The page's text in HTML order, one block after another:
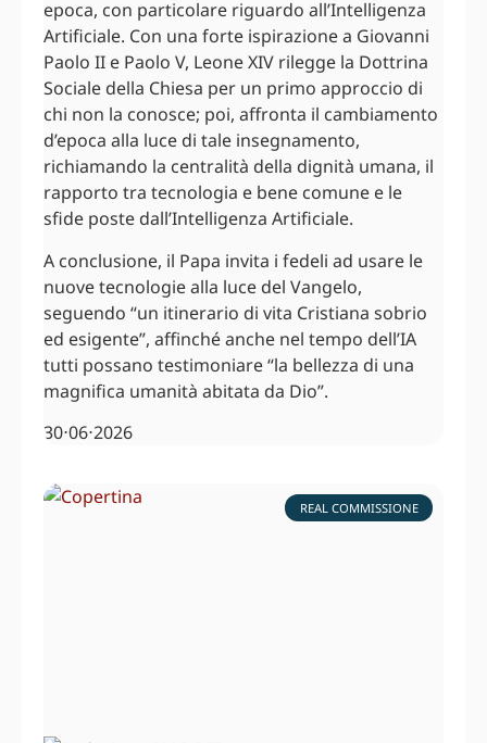
epoca, con particolare riguardo all’Intelligenza
Artificiale. Con una forte ispirazione a Giovanni
Paolo II e Paolo V, Leone XIV rilegge la Dottrina
Sociale della Chiesa per un primo approccio di
chi non la conosce; poi, affronta il cambiamento
d’epoca alla luce di tale insegnamento,
richiamando la centralità della dignità umana, il
rapporto tra tecnologia e bene comune e le
sfide poste dall’Intelligenza Artificiale.
A conclusione, il Papa invita i fedeli ad usare le
nuove tecnologie alla luce del Vangelo,
seguendo “un itinerario di vita Cristiana sobrio
ed esigente”, affinché anche nel tempo dell’IA
tutti possano testimoniare “la bellezza di una
magnifica umanità abitata da Dio”.
30⋅06⋅2026
REAL COMMISSIONE